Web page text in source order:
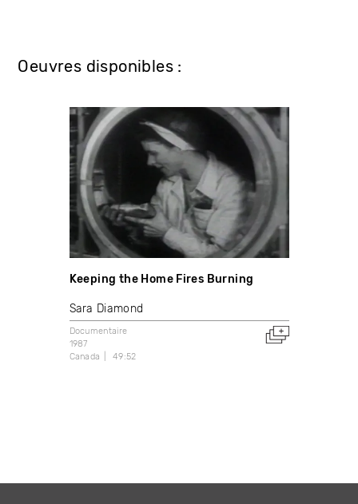
Oeuvres disponibles :
Keeping the Home Fires Burning
Sara Diamond
Documentaire
1987
Canada
49:52